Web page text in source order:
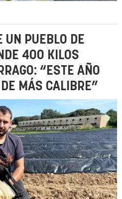
UN PUEBLO DE
400 KILOS
“ESTE AÑO
MÁS CALIBRE”